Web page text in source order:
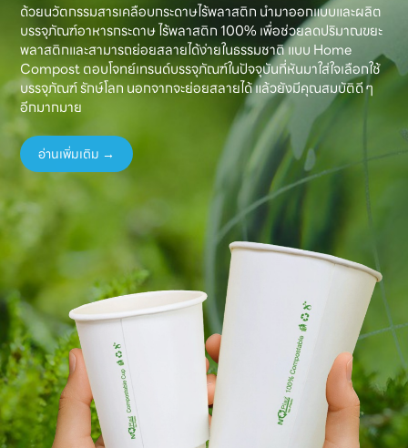
ด้วยนวัตกรรมสารเคลือบกระดาษไร้พลาสติก นำมาออกแบบและผลิต
บรรจุภัณฑ์อาหารกระดาษ ไร้พลาสติก 100% เพื่อช่วยลดปริมาณขยะ
พลาสติกและสามารถย่อยสลายได้ง่ายในธรรมชาติ แบบ Home
Compost ตอบโจทย์เทรนด์บรรจุภัณฑ์ในปัจจุบันที่หันมาใส่ใจเลือกใช้
บรรจุภัณฑ์ รักษ์โลก นอกจากจะย่อยสลายได้ แล้วยังมีคุณสมบัติดี ๆ
อีกมากมาย
อ่านเพิ่มเติม →